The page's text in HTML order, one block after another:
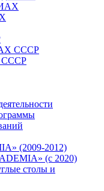
ИАХ
АХ СССР
СССР
(2009-2012)
(с 2020)
столы и